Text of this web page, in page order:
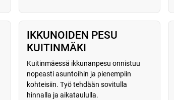
IKKUNOIDEN PESU
KUITINMÄKI
Kuitinmäessä ikkunanpesu onnistuu
nopeasti asuntoihin ja pienempiin
kohteisiin. Työ tehdään sovitulla
hinnalla ja aikataululla.